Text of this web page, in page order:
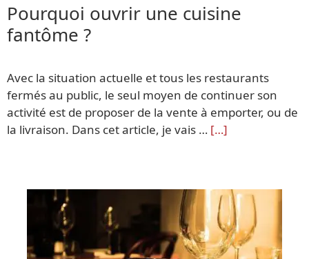
Pourquoi ouvrir une cuisine
fantôme ?
Avec la situation actuelle et tous les restaurants
fermés au public, le seul moyen de continuer son
activité est de proposer de la vente à emporter, ou de
la livraison. Dans cet article, je vais … […]